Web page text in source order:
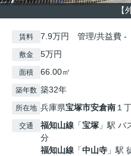
【
賃料 7.9万円 管理/共益費 -
敷金 5万円
面積 66.00㎡
築年数 築32年
所在地 兵庫県宝塚市安倉南 １
交通 福知山線 「宝塚 」駅 バ
分
福知山線 「中山寺 」駅